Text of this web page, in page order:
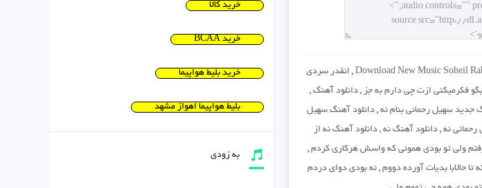
Download New Music Soheil
, انقدر سردى
فکرمیکنى ازت چى دارم به جز , دانلود آهنگ,
جدید سهیل رحمانی بنام نه, دانلود آهنگ سهیل
نه ,دانلود آهنگ نه ,دانلود آهنگ نه از
ولى تو بودى همونى که واسش هرکارى کردم,
حالابا بدیات آورده دووم ,نه بودى دواى دردم
خرید کالا
خرید BCAA
خرید بلیط هواپیما
بلیط هواپیما اهواز مشهد
به زودی